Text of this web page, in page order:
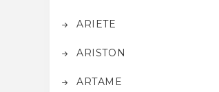
ARIETE
ARISTON
ARTAME